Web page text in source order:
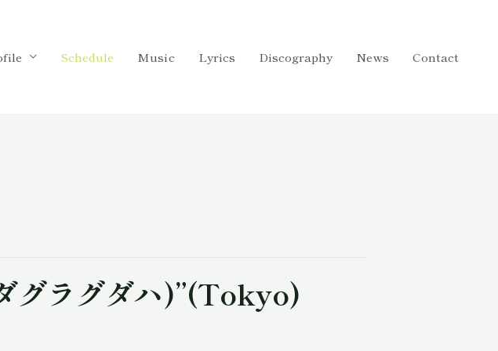
Schedule Music Lyrics Discography News Contact
グラグダハ)”(Tokyo)